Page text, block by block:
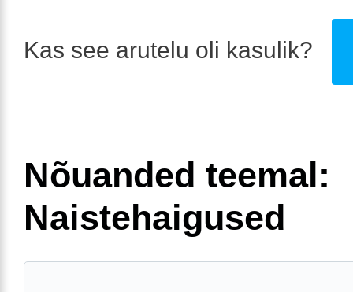
Kas see arutelu oli kasulik?
Nõuanded teemal:
Naistehaigused